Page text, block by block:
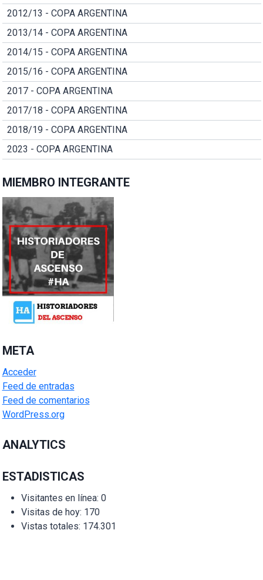
2012/13 - COPA ARGENTINA
2013/14 - COPA ARGENTINA
2014/15 - COPA ARGENTINA
2015/16 - COPA ARGENTINA
2017 - COPA ARGENTINA
2017/18 - COPA ARGENTINA
2018/19 - COPA ARGENTINA
2023 - COPA ARGENTINA
MIEMBRO INTEGRANTE
META
Acceder
Feed de entradas
Feed de comentarios
WordPress.org
ANALYTICS
ESTADISTICAS
Visitantes en línea: 0
Visitas de hoy: 170
Vistas totales: 174.301